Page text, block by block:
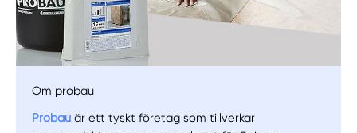
Få hjälp
Om probau
Probau är ett tyskt företag som tillverkar